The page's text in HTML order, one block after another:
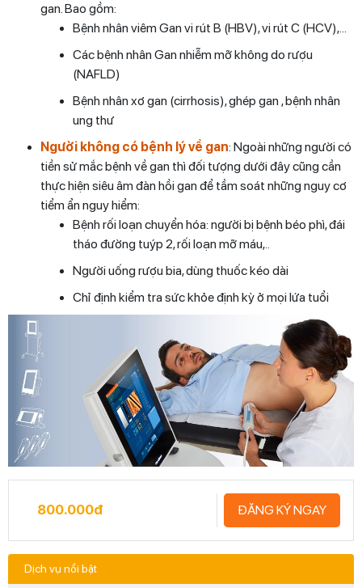
gan. Bao gồm:
Bệnh nhân viêm Gan vi rút B (HBV), vi rút C (HCV),…
Các bệnh nhân Gan nhiễm mỡ không do rượu
(NAFLD)
Bệnh nhân xơ gan (cirrhosis), ghép gan , bệnh nhân
ung thư
Người không có bệnh lý về gan: Ngoài những người có
tiền sử mắc bệnh về gan thì đối tượng dưới đây cũng cần
thực hiện siêu âm đàn hồi gan để tầm soát những nguy cơ
tiểm ẩn nguy hiểm:
Bệnh rối loạn chuyển hóa: người bị bệnh béo phì, đái
tháo đường tuýp 2, rối loạn mỡ máu,..
Người uống rượu bia, dùng thuốc kéo dài
Chỉ định kiểm tra sức khỏe định kỳ ở mọi lứa tuổi
800.000đ ĐĂNG KÝ NGAY
Dịch vụ nổi bật